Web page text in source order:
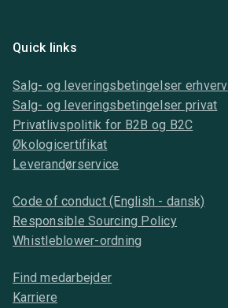
Quick links
Salg- og leveringsbetingelser erhverv
Salg- og leveringsbetingelser privat
Privatlivspolitik for B2B og B2C
Økologicertifikat
Leverandørservice
Code of conduct (English - dansk)
Responsible Sourcing Policy
Whistleblower-ordning
Find medarbejder
Karriere